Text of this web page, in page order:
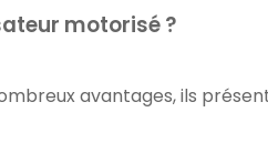
motorisé ?
avantages, ils